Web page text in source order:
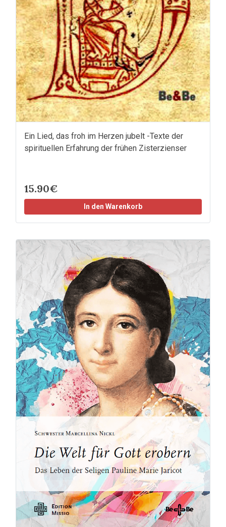
Ein Lied, das froh im Herzen jubelt -Texte der
spirituellen Erfahrung der frühen Zisterzienser
15.90€
In den Warenkorb